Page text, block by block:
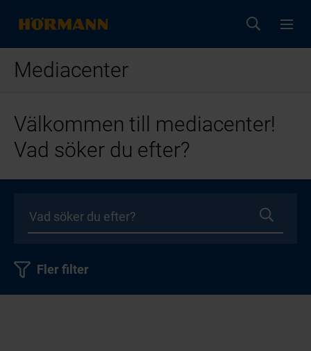
Mediacenter
Välkommen till mediacenter!
Vad söker du efter?
Fler filter